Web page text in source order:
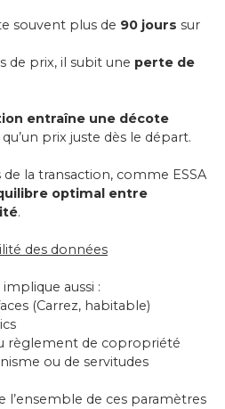
souvent plus de 90 jours sur
de prix, il subit une perte de
entraîne une décote
qu’un prix juste dès le départ.
de la transaction, comme ESSA
optimal entre
.
des données
aussi :
(Carrez, habitable)
règlement de copropriété
ou de servitudes
l’ensemble de ces paramètres